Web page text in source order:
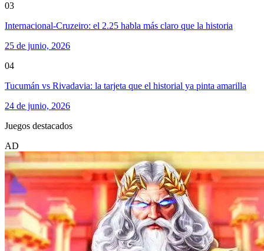
03
Internacional-Cruzeiro: el 2.25 habla más claro que la historia
25 de junio, 2026
04
Tucumán vs Rivadavia: la tarjeta que el historial ya pinta amarilla
24 de junio, 2026
Juegos destacados
AD